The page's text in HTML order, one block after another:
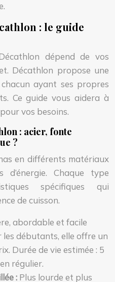
: le guide
dépend de vos
Décathlon propose une
ayant ses propres
Ce guide vous aidera à
vos besoins.
: acier, fonte
?
en différents matériaux
d’énergie. Chaque type
spécifiques qui
de cuisson.
abordable et facile
les débutants, elle offre un
Durée de vie estimée : 5
régulier.
: Plus lourde et plus